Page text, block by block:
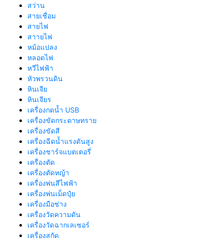
สว่าน
สายเชื่อม
สายไฟ
สาายไฟ
หม้อแปลง
หลอดไฟ
หวีไฟฟ้า
หัวพรวนดิน
หินเจีย
หินเจียร
เครื่องกดน้ำ USB
เครื่องขัดกระดาษทราย
เครื่องขัดสี
เครื่องฉีดน้ำแรงดันสูง
เครื่องชาร์จแบตเตอรี่
เครื่องตัด
เครื่องตัดหญ้า
เครื่องพ่นสีไฟฟ้า
เครื่องพ่นเม็ดปุ๋ย
เครื่องมือช่าง
เครื่องวัดความดัน
เครื่องวัดฉากเลเซอร์
เครื่องสกัด